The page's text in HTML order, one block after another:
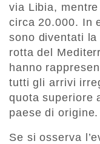
via Libia, mentre
circa 20.000. In
sono diventati la
rotta del
hanno
tutti gli arrivi
quota superiore
paese di origine.
Se si osserva